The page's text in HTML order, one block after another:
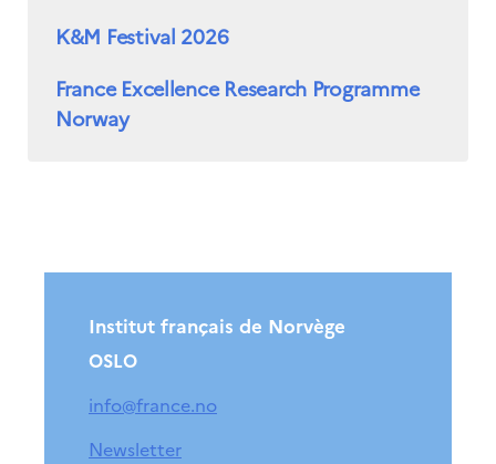
K&M Festival 2026
France Excellence Research Programme
Norway
Institut français de Norvège
OSLO
info@france.no
Newsletter